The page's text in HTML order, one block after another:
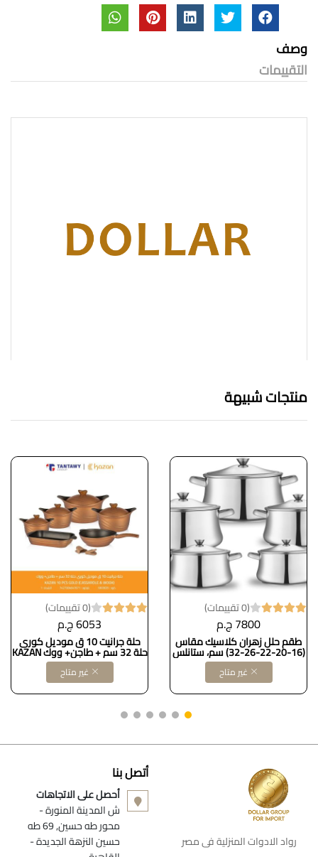
وصف
التقييمات
منتجات شبيهة
(0 تقييمات)
7800 ج.م
طقم حلل زهران كلاسيك مقاس
(16-20-22-26-32) سم، ستانلس
ستيل
غير متاح
(0 تقييمات)
6053 ج.م
حلة جرانيت 10 ق موديل كورى
حلة 32 سم + طاجن+ ووك KAZAN
/ Go
غير متاح
رواد الادوات المنزلية فى مصر
أتصل بنا
أحصل على الاتجاهات
ش المدينة المنورة -
محور طه حسين, 69 طه
حسين النزهة الجديدة -